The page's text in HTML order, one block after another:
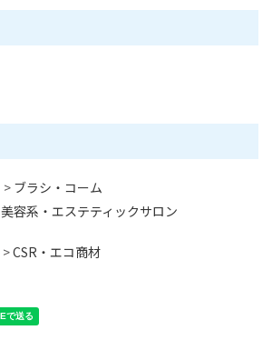
ブラシ・コーム
美容系・エステティックサロン
CSR・エコ商材